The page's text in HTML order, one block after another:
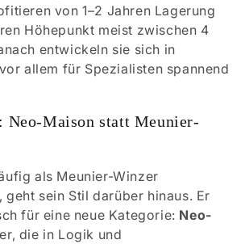
von 1–2 Jahren Lagerung
Höhepunkt meist zwischen 4
entwickeln sie sich in
allem für Spezialisten spannend
Neo-Maison statt Meunier-
als Meunier-Winzer
sein Stil darüber hinaus. Er
für eine neue Kategorie: Neo-
die in Logik und